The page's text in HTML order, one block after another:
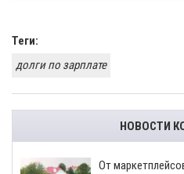
Теги:
долги по зарплате
НОВОСТИ
От